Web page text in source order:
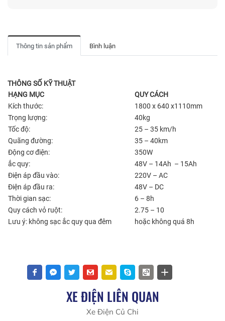
Thông tin sản phẩm Bình luận
THÔNG SỐ KỸ THUẬT
HẠNG MỤC
QUY CÁCH
Kích thước:
1800 x 640 x1110mm
Trọng lượng:
40kg
Tốc độ:
25 – 35 km/h
Quãng đường:
35 – 40km
Động cơ điện:
350W
ắc quy:
48V – 14Ah – 15Ah
Điện áp đầu vào:
220V – AC
Điện áp đầu ra:
48V – DC
Thời gian sạc:
6 – 8h
Quy cách vỏ ruột:
2.75 – 10
Lưu ý: không sạc ắc quy qua đêm
hoặc không quá 8h
XE ĐIỆN LIÊN QUAN
Xe Điện Củ Chi